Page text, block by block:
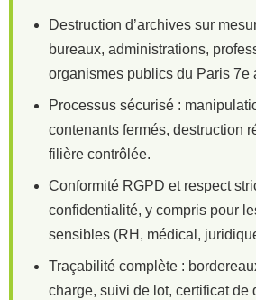
Destruction d’archives sur
bureaux, administrations,
organismes publics du Paris 7e
Processus sécurisé :
contenants fermés, destruction
filière contrôlée.
Conformité RGPD et respect
confidentialité, y compris pour
sensibles (RH, médical,
Traçabilité complète :
charge, suivi de lot, certificat de